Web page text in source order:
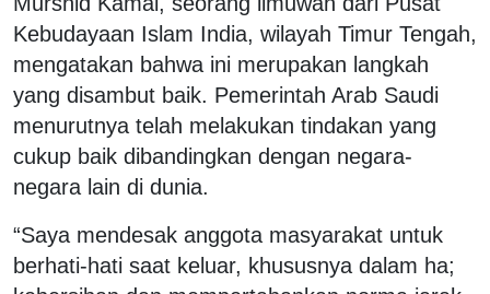
Kebudayaan Islam India, wilayah Timur Tengah,
mengatakan bahwa ini merupakan langkah
yang disambut baik. Pemerintah Arab Saudi
menurutnya telah melakukan tindakan yang
cukup baik dibandingkan dengan negara-
negara lain di dunia.
“Saya mendesak anggota masyarakat untuk
berhati-hati saat keluar, khususnya dalam ha;